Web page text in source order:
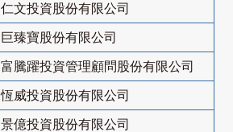
仁文投資股份有限公司
巨臻寶股份有限公司
富騰躍投資管理顧問股份有限公司
恆威投資股份有限公司
景億投資股份有限公司